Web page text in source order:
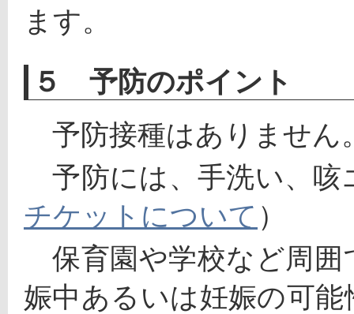
ます。
５ 予防のポイント
予防接種はありません
予防には、手洗い、咳
チケットについて ）
保育園や学校など周囲
娠中あるいは妊娠の可